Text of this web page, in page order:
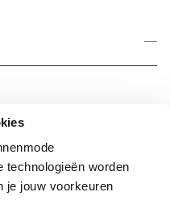
technologieën worden
je jouw voorkeuren
Polyester
en een regular fit
een speelse